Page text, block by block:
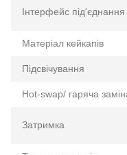
Інтерфейс під'єднання
Матеріал кейкапів
Підсвічування
Hot-swap/ гаряча
Затримка